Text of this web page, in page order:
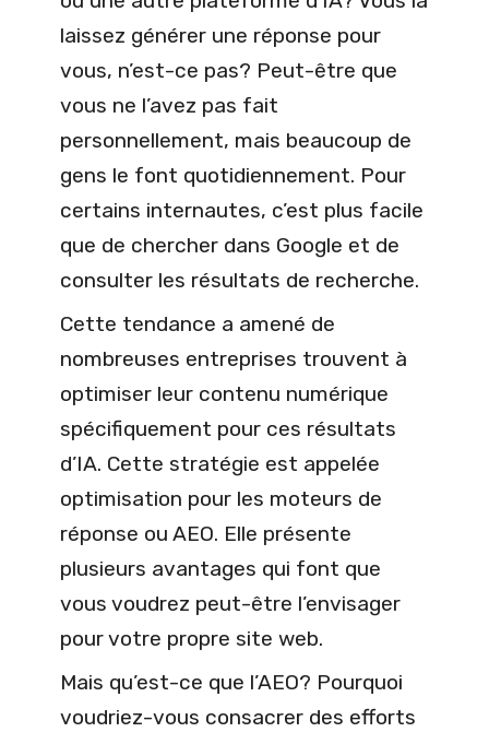
laissez générer une réponse pour
vous, n’est-ce pas? Peut-être que
vous ne l’avez pas fait
personnellement, mais beaucoup de
gens le font quotidiennement. Pour
certains internautes, c’est plus facile
que de chercher dans Google et de
consulter les résultats de recherche.
Cette tendance a amené de
nombreuses entreprises trouvent à
optimiser leur contenu numérique
spécifiquement pour ces résultats
d’IA. Cette stratégie est appelée
optimisation pour les moteurs de
réponse ou AEO. Elle présente
plusieurs avantages qui font que
vous voudrez peut-être l’envisager
pour votre propre site web.
Mais qu’est-ce que l’AEO? Pourquoi
voudriez-vous consacrer des efforts